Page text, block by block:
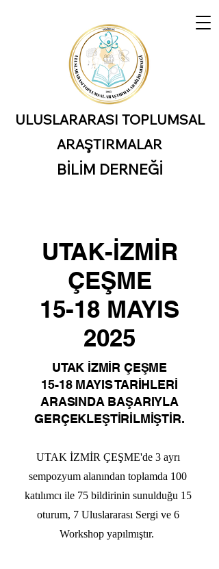
ULUSLARARASI TOPLUMSAL
ARAŞTIRMALAR
BİLİM DERNEĞİ
UTAK-İZMİR
ÇEŞME
15-18 MAYIS
2025
UTAK İZMİR ÇEŞME
15-18 MAYIS TARİHLERİ
ARASINDA BAŞARIYLA
GERÇEKLEŞTİRİLMİŞTİR.
UTAK İZMİR ÇEŞME'de 3 ayrı
sempozyum alanından toplamda 100
katılımcı ile 75 bildirinin sunulduğu 15
oturum, 7 Uluslararası Sergi ve 6
Workshop yapılmıştır.